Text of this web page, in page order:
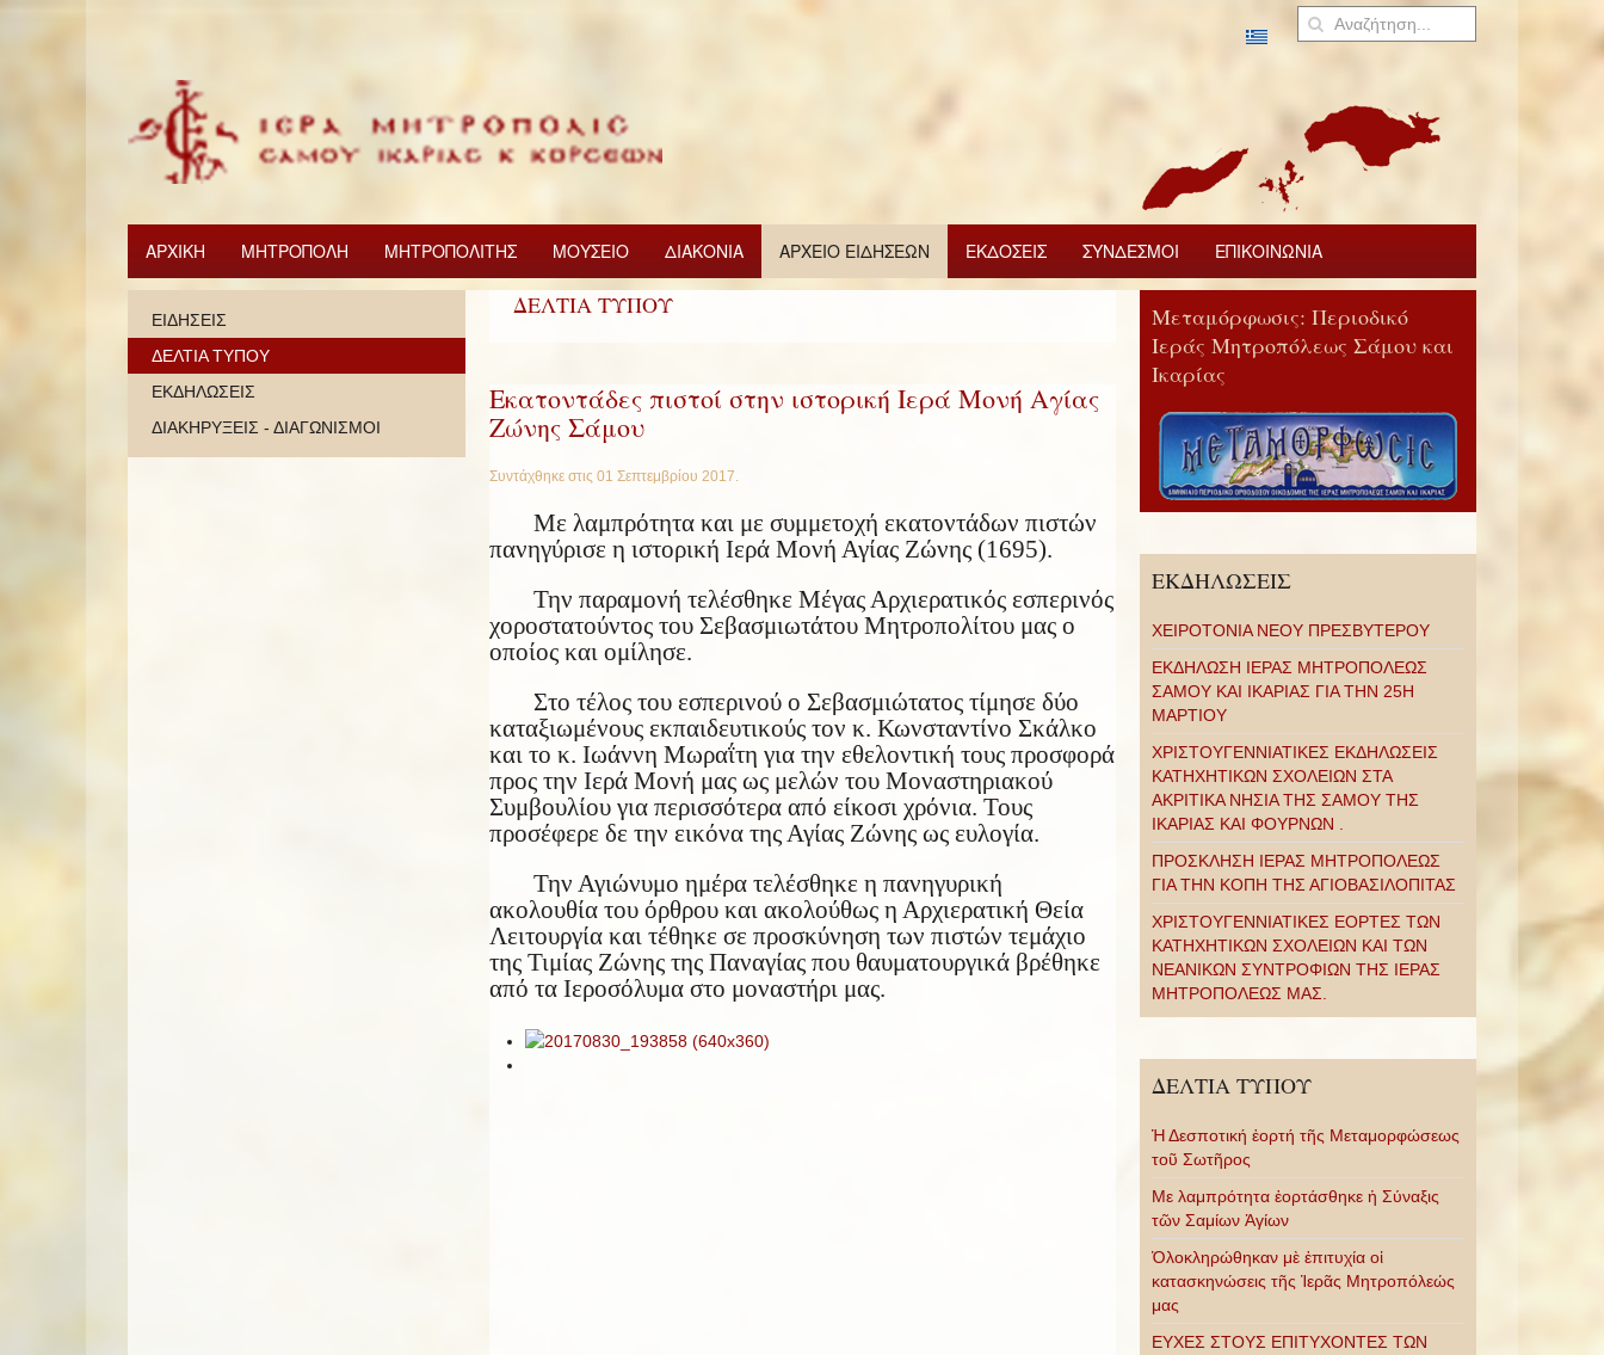
ΑΡΧΙΚΗ ΜΗΤΡΟΠΟΛΗ ΜΗΤΡΟΠΟΛΙΤΗΣ ΜΟΥΣΕΙΟ ΔΙΑΚΟΝΙΑ ΑΡΧΕΙΟ ΕΙΔΗΣΕΩΝ ΕΚΔΟΣΕΙΣ ΣΥΝΔΕΣΜΟΙ ΕΠΙΚΟΙΝΩΝΙΑ
ΔΕΛΤΙΑ ΤΥΠΟΥ
Εκατοντάδες πιστοί στην ιστορική Ιερά Μονή Αγίας
Ζώνης Σάμου
Συντάχθηκε στις 01 Σεπτεμβρίου 2017.
Με λαμπρότητα και με συμμετοχή εκατοντάδων πιστών
πανηγύρισε η ιστορική Ιερά Μονή Αγίας Ζώνης (1695).
Την παραμονή τελέσθηκε Μέγας Αρχιερατικός εσπερινός
χοροστατούντος του Σεβασμιωτάτου Μητροπολίτου μας ο
οποίος και ομίλησε.
Στο τέλος του εσπερινού ο Σεβασμιώτατος τίμησε δύο
καταξιωμένους εκπαιδευτικούς τον κ. Κωνσταντίνο Σκάλκο
και το κ. Ιωάννη Μωραΐτη για την εθελοντική τους προσφορά
προς την Ιερά Μονή μας ως μελών του Μοναστηριακού
Συμβουλίου για περισσότερα από είκοσι χρόνια. Τους
προσέφερε δε την εικόνα της Αγίας Ζώνης ως ευλογία.
Την Αγιώνυμο ημέρα τελέσθηκε η πανηγυρική
ακολουθία του όρθρου και ακολούθως η Αρχιερατική Θεία
Λειτουργία και τέθηκε σε προσκύνηση των πιστών τεμάχιο
της Τιμίας Ζώνης της Παναγίας που θαυματουργικά βρέθηκε
από τα Ιεροσόλυμα στο μοναστήρι μας.
ΕΙΔΗΣΕΙΣ
ΔΕΛΤΙΑ ΤΥΠΟΥ
ΕΚΔΗΛΩΣΕΙΣ
ΔΙΑΚΗΡΥΞΕΙΣ - ΔΙΑΓΩΝΙΣΜΟΙ
Μεταμόρφωσις: Περιοδικό
Ιεράς Μητροπόλεως Σάμου και
Ικαρίας
ΕΚΔΗΛΩΣΕΙΣ
ΧΕΙΡΟΤΟΝΙΑ ΝΕΟΥ ΠΡΕΣΒΥΤΕΡΟΥ
ΕΚΔΗΛΩΣΗ ΙΕΡΑΣ ΜΗΤΡΟΠΟΛΕΩΣ
ΣΑΜΟΥ ΚΑΙ ΙΚΑΡΙΑΣ ΓΙΑ ΤΗΝ 25Η
ΜΑΡΤΙΟΥ
ΧΡΙΣΤΟΥΓΕΝΝΙΑΤΙΚΕΣ ΕΚΔΗΛΩΣΕΙΣ
ΚΑΤΗΧΗΤΙΚΩΝ ΣΧΟΛΕΙΩΝ ΣΤΑ
ΑΚΡΙΤΙΚΑ ΝΗΣΙΑ ΤΗΣ ΣΑΜΟΥ ΤΗΣ
ΙΚΑΡΙΑΣ ΚΑΙ ΦΟΥΡΝΩΝ .
ΠΡΟΣΚΛΗΣΗ ΙΕΡΑΣ ΜΗΤΡΟΠΟΛΕΩΣ
ΓΙΑ ΤΗΝ ΚΟΠΗ ΤΗΣ ΑΓΙΟΒΑΣΙΛΟΠΙΤΑΣ
ΧΡΙΣΤΟΥΓΕΝΝΙΑΤΙΚΕΣ ΕΟΡΤΕΣ ΤΩΝ
ΚΑΤΗΧΗΤΙΚΩΝ ΣΧΟΛΕΙΩΝ ΚΑΙ ΤΩΝ
ΝΕΑΝΙΚΩΝ ΣΥΝΤΡΟΦΙΩΝ ΤΗΣ ΙΕΡΑΣ
ΜΗΤΡΟΠΟΛΕΩΣ ΜΑΣ.
ΔΕΛΤΙΑ ΤΥΠΟΥ
Ἡ Δεσποτική ἑορτή τῆς Μεταμορφώσεως
τοῦ Σωτῆρος
Με λαμπρότητα ἑορτάσθηκε ἡ Σύναξις
τῶν Σαμίων Ἁγίων
Ὁλοκληρώθηκαν μὲ ἐπιτυχία οἱ
κατασκηνώσεις τῆς Ἱερᾶς Μητροπόλεώς
μας
ΕΥΧΕΣ ΣΤΟΥΣ ΕΠΙΤΥΧΟΝΤΕΣ ΤΩΝ